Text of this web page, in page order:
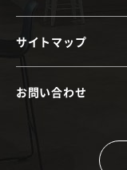
サイトマップ
お問い合わせ